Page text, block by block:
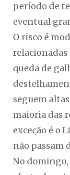
período de
eventual
O risco é
relacionadas
queda de
seguem
maioria das
exceção é o
não passam
No domingo,